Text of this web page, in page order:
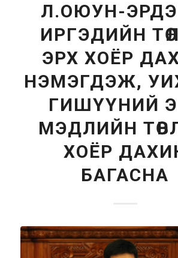
Л.ОЮУН-
ИРГЭДИЙН
ЭРХ ХОЁР
НЭМЭГДЭЖ,
ГИШҮҮНИЙ
МЭДЛИЙН
ХОЁР
БАГАСНА